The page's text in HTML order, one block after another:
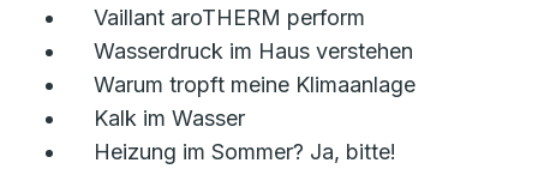
Vaillant aroTHERM perform
Wasserdruck im Haus verstehen
Warum tropft meine Klimaanlage
Kalk im Wasser
Heizung im Sommer? Ja, bitte!